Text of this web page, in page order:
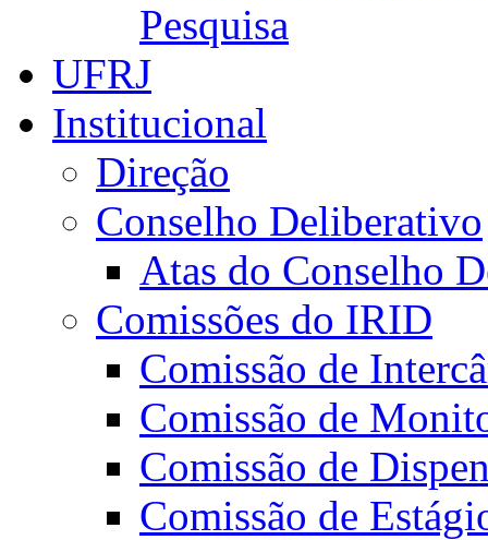
Pesquisa
UFRJ
Institucional
Direção
Conselho Deliberativo
Atas do Conselho
Comissões do IRID
Comissão de
Comissão de
Comissão de
Comissão de